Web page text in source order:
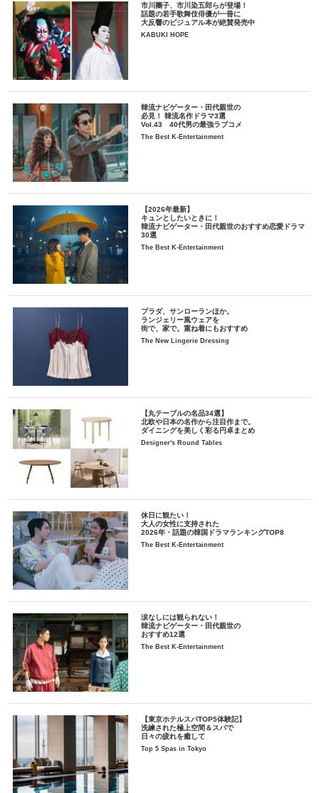
市川團子、市川染五郎らが登場！
話題の若手歌舞伎俳優が一冊に
大反響のビジュアル本が絶賛発売中
KABUKI HOPE
韓流ナビゲーター・田代親世の
必見！ 韓流名作ドラマ3選
Vol.43 40代男の最強ラブコメ
The Best K-Entertainment
【2026年最新】
キュンとしたいときに！
韓流ナビゲーター・田代親世のおすすめ恋愛ドラマ
30選
The Best K-Entertainment
プラダ、サンローランほか。
ランジェリー風ウェアを
街で、家で。重ね着にもおすすめ
The New Lingerie Dressing
【丸テーブルの名品34選】
北欧や日本の名作から注目作まで。
ダイニングを美しく彩る円卓まとめ
Designer's Round Tables
休日に観たい！
大人の女性に支持された
2026年・話題の韓国ドラマランキングTOP8
The Best K-Entertainment
涙なしには観られない！
韓流ナビゲーター・田代親世の
おすすめ12選
The Best K-Entertainment
【東京ホテルスパTOP5体験記】
洗練された極上空間＆スパで
日々の疲れを癒して
Top 5 Spas in Tokyo